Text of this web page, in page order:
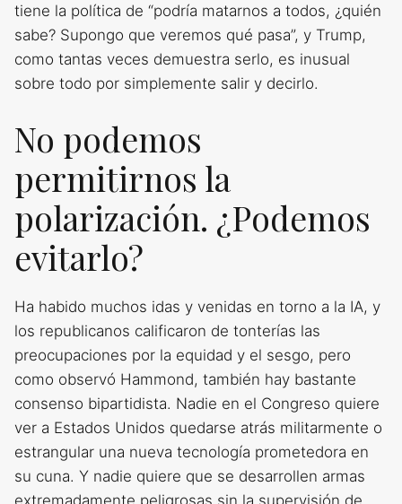
tiene la política de “podría matarnos a todos, ¿quién
sabe? Supongo que veremos qué pasa”, y Trump,
como tantas veces demuestra serlo, es inusual
sobre todo por simplemente salir y decirlo.
No podemos
permitirnos la
polarización. ¿Podemos
evitarlo?
Ha habido muchos idas y venidas en torno a la IA, y
los republicanos calificaron de tonterías las
preocupaciones por la equidad y el sesgo, pero
como observó Hammond, también hay bastante
consenso bipartidista. Nadie en el Congreso quiere
ver a Estados Unidos quedarse atrás militarmente o
estrangular una nueva tecnología prometedora en
su cuna. Y nadie quiere que se desarrollen armas
extremadamente peligrosas sin la supervisión de